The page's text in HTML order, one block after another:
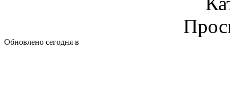
Обновлено сегодня в